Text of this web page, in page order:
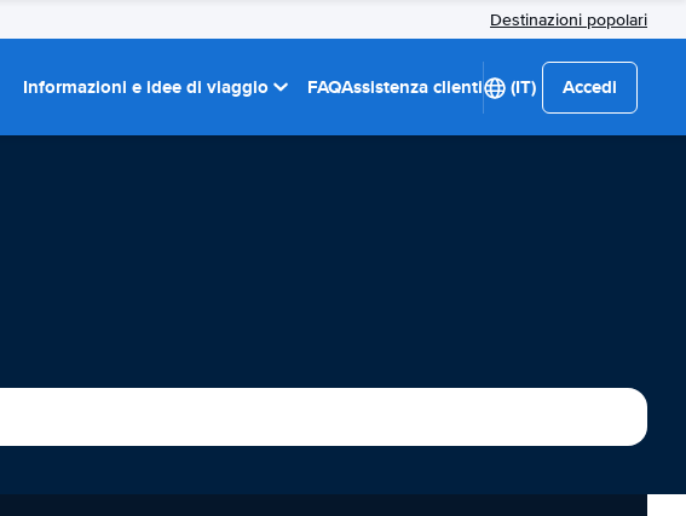
Destinazioni popolari
Informazioni e idee di viaggio FAQAssistenza clienti (IT) Accedi